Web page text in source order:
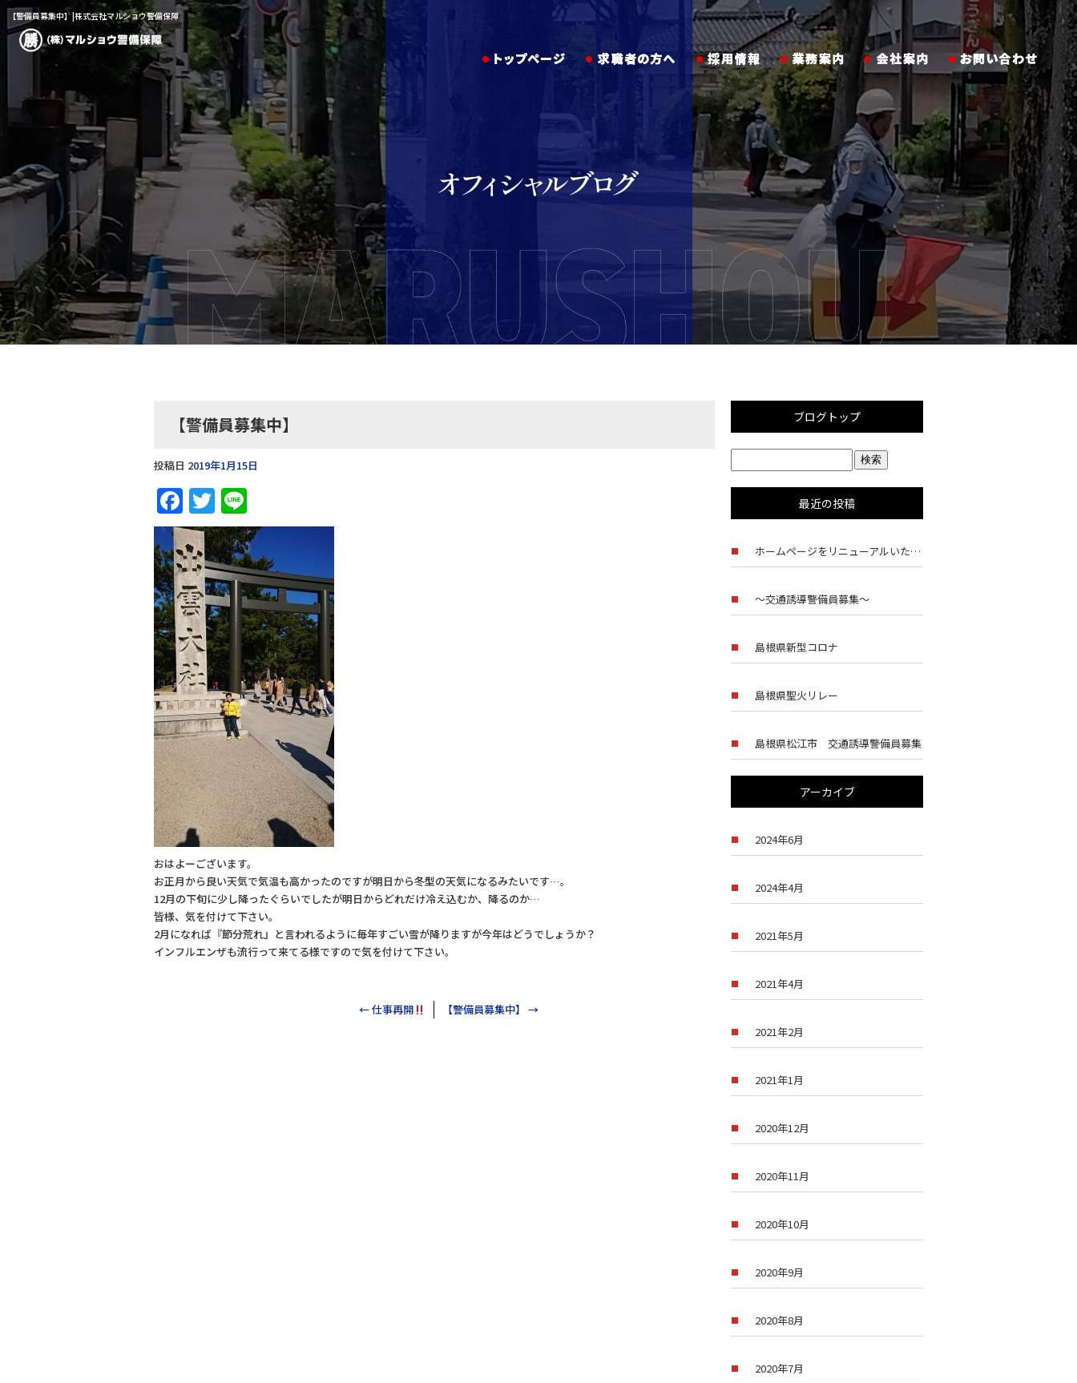
【警備員募集中】|株式会社マルショウ警備保障
【警備員募集中】
投稿日 2019年1月15日
F
a
c
e
b
o
o
k
T
w
it
te
r
n
e
おはよーございます。
お正月から良い天気で気温も高かったのですが明日から冬型の天気になるみたいです…。
12月の下旬に少し降ったぐらいでしたが明日からどれだけ冷え込むか、降るのか…
皆様、気を付けて下さい。
2月になれば『節分荒れ』と言われるように毎年すごい雪が降りますが今年はどうでしょうか？
インフルエンザも流行って来てる様ですので気を付けて下さい。
←仕事再開 【警備員募集中】 →
ブログトップ
最近の投稿
ホームページをリニューアルいたしました。
〜交通誘導警備員募集〜
島根県新型コロナ
島根県聖火リレー
島根県松江市 交通誘導警備員募集
アーカイブ
2024年6月
2024年4月
2021年5月
2021年4月
2021年2月
2021年1月
2020年12月
2020年11月
2020年10月
2020年9月
2020年8月
2020年7月